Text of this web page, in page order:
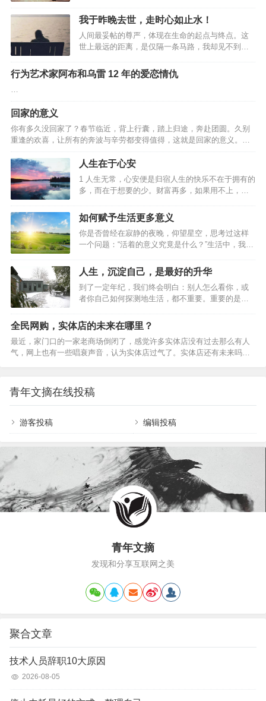
却是无尽的冷漠和伤害。 有一个朋友，和男友相处
了一段时间以后决定结婚，朋友认定了那个男人，
觉得可以和爱的人白头偕老，真的是一件太美好的
事。 于是兴奋冲昏了头脑，以致她完全没有感觉到
男友微妙的态度变化。男友对婚礼完全不上心，她
也一点都不在意，自己挑起了全部的担子，制作请
我于昨晚去世，走时心如止水！
人间最妥帖的尊严，体现在生命的起点与终点。这
世上最远的距离，是仅隔一条马路，我却见不到
照顾；他们和你在一座城市，相距不过一碗饭的距
离；他们在马路这边的小区，你在马路那边的高
错了。8月18日，芜湖鹰都花苑小区内，一对老夫妻
前，这对老夫妻养育两个儿子一个女儿，有着体面
而有尊严的职业：老爷子是重点中学的老师，患有
日里，老两口相互…
行为艺术家阿布和乌雷 12 年的爱恋情仇
回家的意义
你有多久没回家了？春节临近，背上行囊，踏上归途，奔赴团圆。久别
重逢的欢喜，让所有的奔波与辛劳都变得值得，这就是回家的意义。…
人生在于心安
1 人生无常，心安便是归宿人生的快乐不在于拥有的
多，而在于想要的少。财富再多，如果用不上，也
自己需要什么，需要多少，然后再去追求。有目的
地寻找，总要比无目的地获取能给人们更大的幸福
感。2 生命的意义在于让别人快乐人生的真正意义不
在于长度，而在于质量。人生的质量不在于拥有多
少，而在于帮助别人多少。想要做到这点，自然要
从做个好人开始。约束自己、爱护亲友、帮助他
生中占有一个位置，生命才算是真正的精彩。3 无限
的内心…
如何赋予生活更多意义
你是否曾经在寂静的夜晚，仰望星空，思考过这样
一个问题：“活着的意义究竟是什么？”生活中，我们
予我们的存在以合理性。生活并不只是关于生存，
而是关于寻找和实现我们的潜能。每个人都像是一
块未雕琢的玉石，需要经过磨砺和雕琢，才能展现
出内在的价值。因此，活着的意义在于自我实现，
不断探索和成长。很多时候，我们感到迷茫和无
助，是因为我们没有找到自己的使命和目标。通过
找到自己的热情和兴趣所在，从而赋予生活更多的
意义。当然，生…
人生，沉淀自己，是最好的升华
到了一定年纪，我们终会明白：别人怎么看你，或
者你自己如何探测地生活，都不重要。重要的是你
一样无法停止下落的时间，你要知道自己将会如何
生活。人到中年宜自敛。人生，要学会沉淀。人
生，沉淀自己，是最好的升华。沉淀朋友时间磨平
人的棱角，也沉淀出真正的朋友。一个挚友胜过万
你没事的时候，会经常来找你；真朋友在你有事的
时候，绝不会远离你。真正的朋友，不在于花言巧
全民网购，实体店的未来在哪里？
最近，家门口的一家老商场倒闭了，感觉许多实体店没有过去那么有人
气，网上也有一些唱衰声音，认为实体店过气了。实体店还有未来吗？
跟着小红书的分享，来到位于北京朝阳区的合生汇商场，几家首店新
开，门口人潮涌动。春节假期，合生汇销售额同比增长近15%。河南许
2024年胖东来商贸集团13家门店，销售…
青年文摘在线投稿
游客投稿 编辑投稿
青年文摘
发现和分享互联网之美
聚合文章
技术人员辞职10大原因
2026-08-05